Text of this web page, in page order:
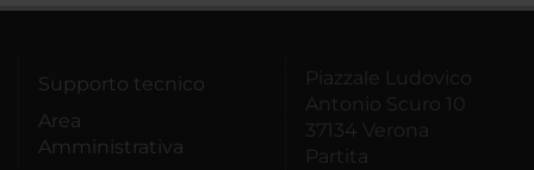
Supporto tecnico
Area
Amministrativa
Piazzale Ludovico
Antonio Scuro 10
37134 Verona
Partita